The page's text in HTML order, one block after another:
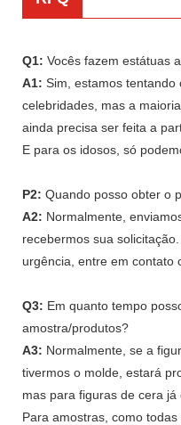
Q1: Vocês fazem estátuas
A1: Sim, estamos
celebridades, mas a
ainda precisa ser feita a
E para os idosos, só
P2: Quando posso obter o
A2: Normalmente,
recebermos sua
urgência, entre em contato
Q3: Em quanto tempo
amostra/produtos?
A3: Normalmente, se a
tivermos o molde, estará
mas para figuras de cera
Para amostras, como